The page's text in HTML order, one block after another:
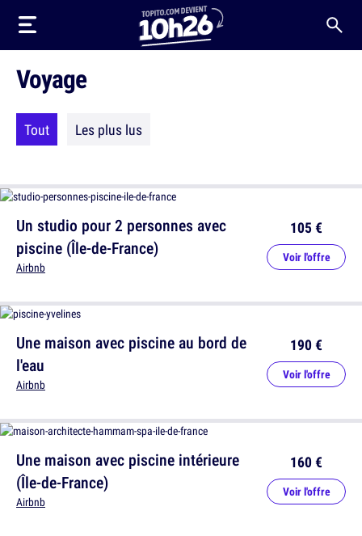
Voyage
Tout Les plus lus
Un studio pour 2 personnes avec
piscine (Île-de-France)
Airbnb
105 €
Voir l'offre
Une maison avec piscine au bord de
l'eau
Airbnb
190 €
Voir l'offre
Une maison avec piscine intérieure
(Île-de-France)
Airbnb
160 €
Voir l'offre